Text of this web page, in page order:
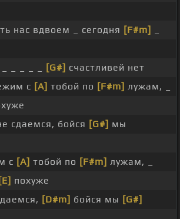
нас вдвоем _ сегодня [F#m]
_ _ _ _ [G#] счастливей нет
с [A] тобой по [F#m] лужам, _
сдаемся, бойся [G#] мы
с [A] тобой по [F#m] лужам, _
[E] похуже
[D#m] бойся мы [G#]